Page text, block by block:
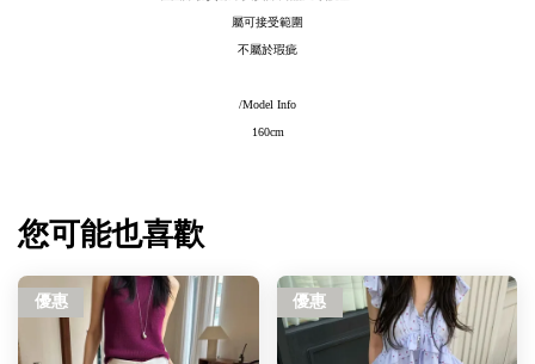
屬可接受範圍
不屬於瑕疵
/Model Info
160cm
您可能也喜歡
優惠 優惠